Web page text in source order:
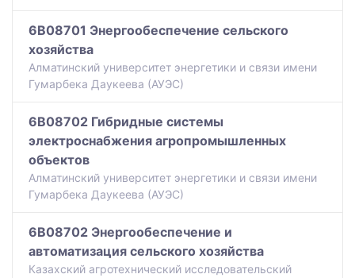
6B08701 Энергообеспечение сельского
хозяйства
Алматинский университет энергетики и связи имени
Гумарбека Даукеева (АУЭС)
6B08702 Гибридные системы
электроснабжения агропромышленных
объектов
Алматинский университет энергетики и связи имени
Гумарбека Даукеева (АУЭС)
6B08702 Энергообеспечение и
автоматизация сельского хозяйства
Казахский агротехнический исследовательский